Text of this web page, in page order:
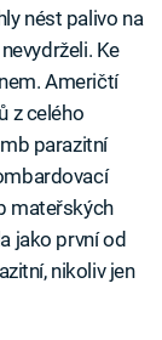
nést palivo na
Ke
Američtí
z celého
parazitní
mateřských
jako první od
nikoliv jen